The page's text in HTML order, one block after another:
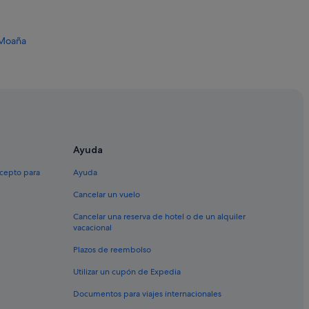
Laxe
para
Ayuda
Ayuda
Cancelar un vuelo
Cancelar una reserva de hotel o de un alquiler
vacacional
Plazos de reembolso
Utilizar un cupón de Expedia
Documentos para viajes internacionales